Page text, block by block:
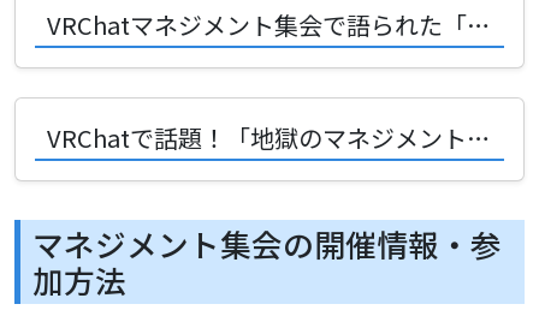
VRChatマネジメント集会で語られた「ヒューマンエラーのマネジメント」って？あんでぃさんの発表を徹底解説！
VRChatで話題！「地獄のマネジメントの始め方」とは？クルツさんの発表を徹底解説！
マネジメント集会の開催情報・参
加方法